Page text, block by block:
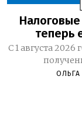
теперь
С 1 августа